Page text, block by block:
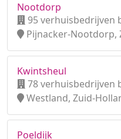
Nootdorp
95 verhuisbedrijven
Pijnacker-Nootdorp,
Kwintsheul
78 verhuisbedrijven
Westland, Zuid-
Poeldijk